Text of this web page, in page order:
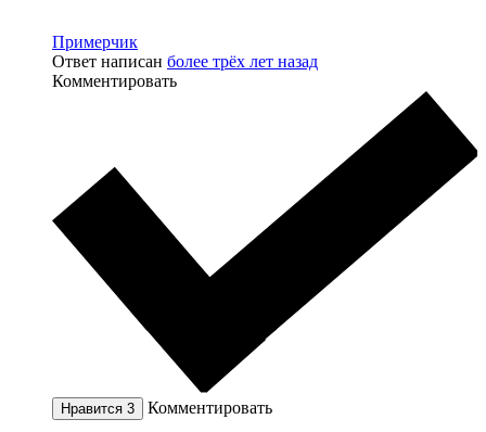
Примерчик
Ответ написан более трёх лет назад
Комментировать
Нравится 3 Комментировать